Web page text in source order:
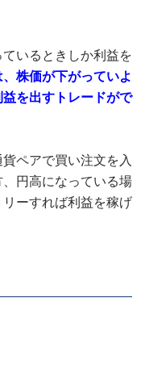
いるときしか利益を
株価が下がっていよ
を出すトレードがで
ペアで買い注文を入
円高になっている場
ーすれば利益を稼げ